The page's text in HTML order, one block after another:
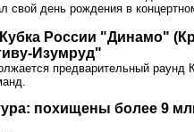
свой день рождения в
России "Динамо"
Изумруд"
предварительный раунд
похищены более 9